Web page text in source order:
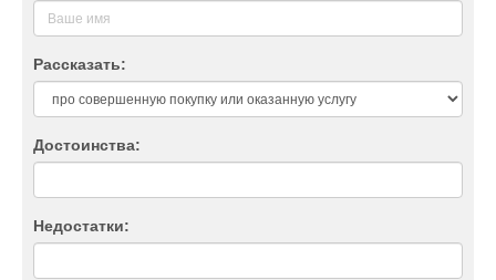
Рассказать:
Достоинства:
Недостатки: